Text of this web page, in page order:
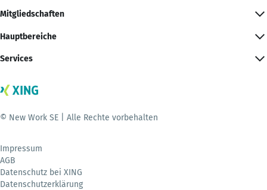
Mitgliedschaften
Hauptbereiche
Services
© New Work SE | Alle Rechte vorbehalten
Impressum
AGB
Datenschutz bei XING
Datenschutzerklärung